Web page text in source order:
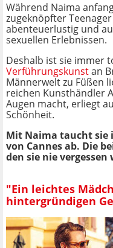
Während Naima
zugeknöpfter
abenteuerlustig und
sexuellen Erlebnissen.
Deshalb ist sie immer
Verführungskunstan
Männerwelt zu Füßen
reichen Kunsthändler
Augen macht, erliegt
Schönheit.
Mit Naima taucht sie
von Cannes ab. Die
den sie nie vergessen
"Ein leichtes
hintergründigen